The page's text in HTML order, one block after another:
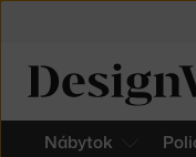
Nábytok